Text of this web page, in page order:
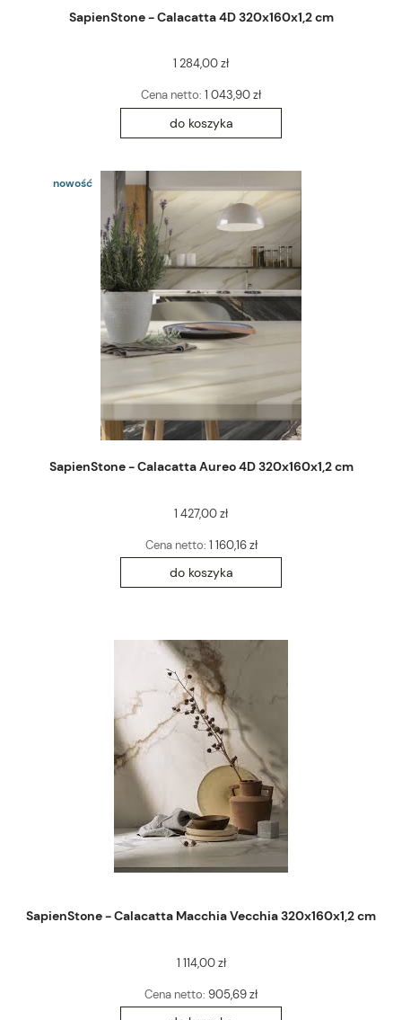
SapienStone - Calacatta 4D 320x160x1,2 cm
1 284,00 zł
Cena netto: 1 043,90 zł
do koszyka
SapienStone - Calacatta Aureo 4D 320x160x1,2 cm
1 427,00 zł
Cena netto: 1 160,16 zł
do koszyka
nowość
SapienStone - Calacatta Macchia Vecchia 320x160x1,2 cm
1 114,00 zł
Cena netto: 905,69 zł